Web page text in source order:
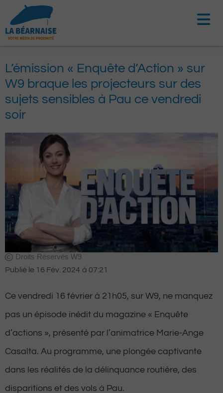
contenu
L’émission « Enquête d’Action » sur
W9 braque les projecteurs sur des
sujets sensibles à Pau ce vendredi
soir
Droits Réservés W9
Publié le 16 Fév. 2024 à 07:21
Ce vendredi 16 février à 21h05, sur W9, ne manquez
pas un épisode inédit du magazine « Enquête
d’actions », présenté par l’animatrice Marie-Ange
Casalta. Au programme, une plongée captivante
dans les réalités de la délinquance routière, des
disparitions et des vols à Pau.